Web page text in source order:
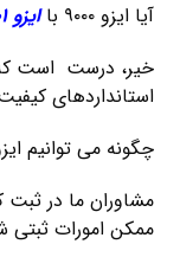
آیا ایزو ۹۰۰۰ با
ایزو ۹۰۰۱
خیر، درست است
استانداردهای
چگونه می توانیم
مشاوران ما در ثبت
ممکن امورات ثبتی